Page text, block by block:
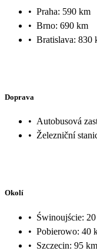
• Praha: 590 km
• Brno: 690 km
• Bratislava: 830
Doprava
• Autobusová
• Železniční
Okolí
• Świnoujście:
• Pobierowo: 40
• Szczecin: 95 km